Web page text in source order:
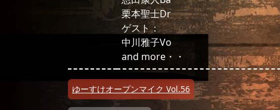
栗本聖士Dr
ゲスト：
中川雅子Vo
and more・・
投稿ナビゲーション
ゆーすけオープンマイク Vol.56